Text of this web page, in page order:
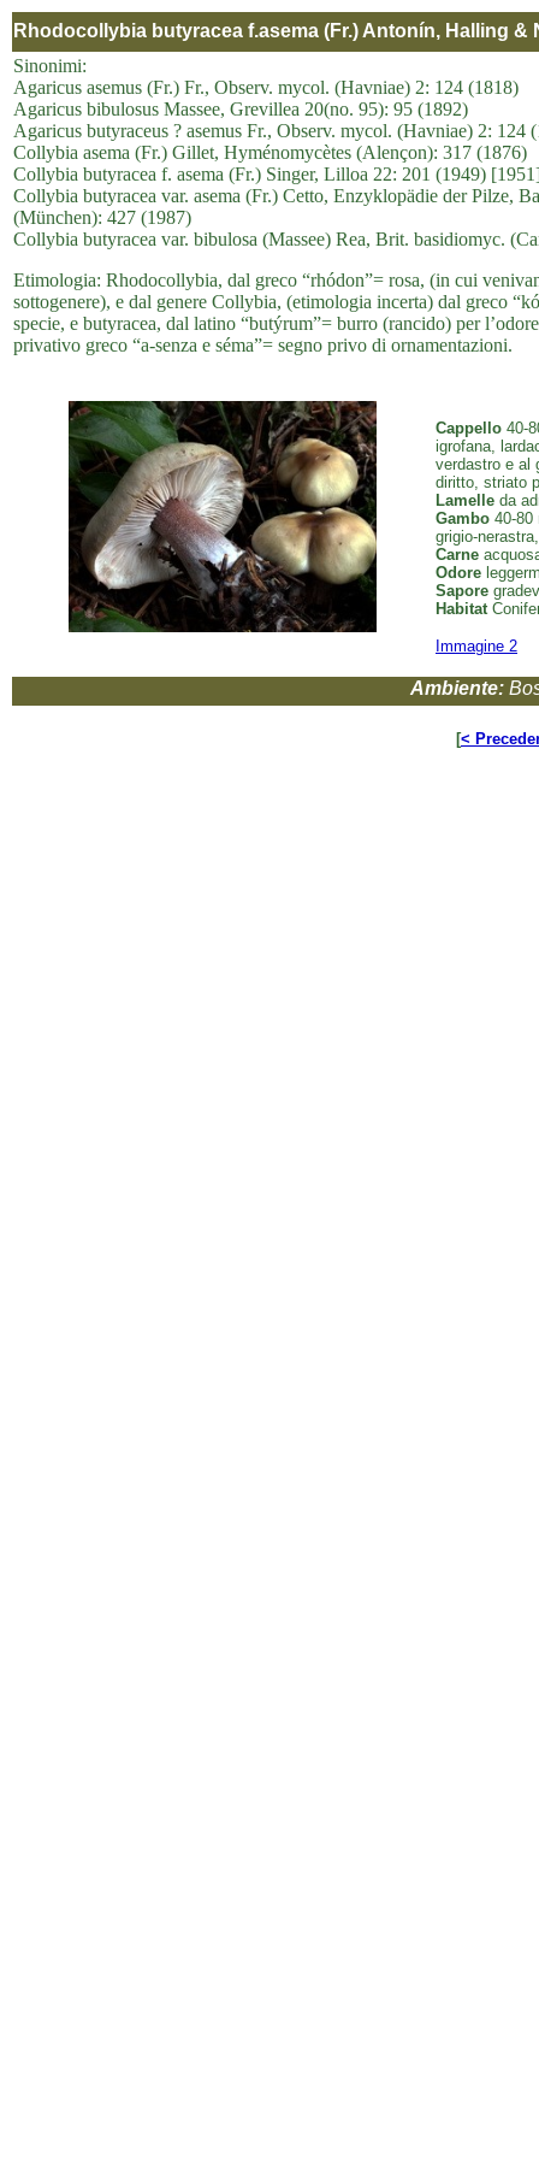
Rhodocollybia butyracea f.asema (Fr.) Antonín, Halling &
Sinonimi:
Agaricus asemus (Fr.) Fr., Observ. mycol. (Havniae) 2: 124 (1818)
Agaricus bibulosus Massee, Grevillea 20(no. 95): 95 (1892)
Agaricus butyraceus ? asemus Fr., Observ. mycol. (Havniae) 2: 124
Collybia asema (Fr.) Gillet, Hyménomycètes (Alençon): 317 (1876)
Collybia butyracea f. asema (Fr.) Singer, Lilloa 22: 201 (1949)
Collybia butyracea var. asema (Fr.) Cetto, Enzyklopädie der Pilze,
(München): 427 (1987)
Collybia butyracea var. bibulosa (Massee) Rea, Brit. basidiomyc.
Etimologia: Rhodocollybia, dal greco “rhódon”= rosa, (in cui
sottogenere), e dal genere Collybia, (etimologia incerta) dal greco
specie, e butyracea, dal latino “butýrum”= burro (rancido) per
privativo greco “a-senza e séma”= segno privo di ornamentazioni.
Cappello 40-
igrofana,
verdastro e al
diritto, striato
Lamelle da
Gambo 40-80
grigio-
Carne
Odore
Sapore
Habitat
Immagine 2
Ambiente:
[<